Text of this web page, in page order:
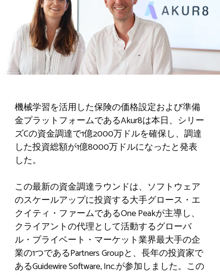
機械学習を活用した保険の価格設定および準備
金プラットフォームであるAkur8は本日、シリー
ズCの資金調達で1億2000万ドルを確保し、調達
した投資総額が1億8000万ドルになったと発表
した。
この最新の資金調達ラウンドは、ソフトウェア
のスケールアップに投資する大手グロース・エ
クイティ・ファームであるOne Peakが主導し、
クライアントの代理として活動するグローバ
ル・プライベート・マーケット業界最大手の企
業の1つであるPartners Groupと、長年の投資家で
あるGuidewire Software, Inc.が参加しました。この